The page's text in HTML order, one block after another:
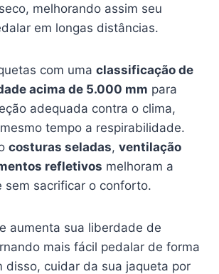
melhorando assim seu
em longas distâncias.
com uma classificação de
acima de 5.000 mm para
adequada contra o clima,
tempo a respirabilidade.
costuras seladas, ventilação
refletivos melhoram a
sem sacrificar o conforto.
aumenta sua liberdade de
mais fácil pedalar de forma
disso, cuidar da sua jaqueta por